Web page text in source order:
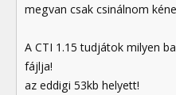
megvan csak csinálnom
A CTI 1.15 tudjátok milyen
fájlja!
az eddigi 53kb helyett!